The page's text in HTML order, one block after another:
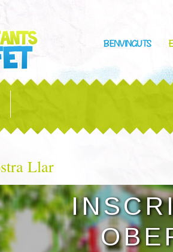
BENVINGUTS
Llar